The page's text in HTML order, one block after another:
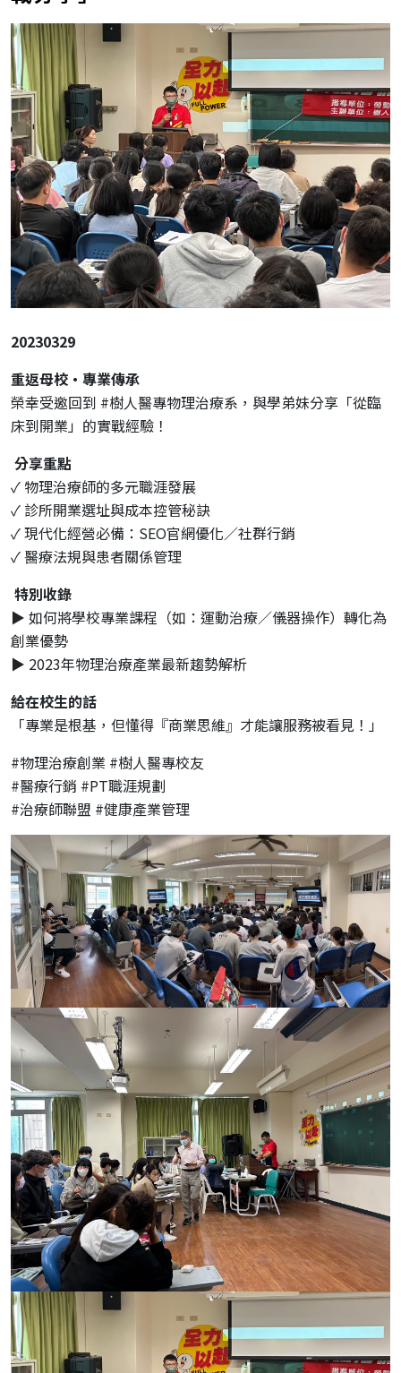
20230329
重返母校・專業傳承
榮幸受邀回到 #樹人醫專物理治療系，與學弟妹分享「從臨
床到開業」的實戰經驗！
分享重點
✓ 物理治療師的多元職涯發展
✓ 診所開業選址與成本控管秘訣
✓ 現代化經營必備：SEO官網優化／社群行銷
✓ 醫療法規與患者關係管理
特別收錄
▶ 如何將學校專業課程（如：運動治療／儀器操作）轉化為
創業優勢
▶ 2023年物理治療產業最新趨勢解析
給在校生的話
「專業是根基，但懂得『商業思維』才能讓服務被看見！」
#物理治療創業 #樹人醫專校友
#醫療行銷 #PT職涯規劃
#治療師聯盟 #健康產業管理